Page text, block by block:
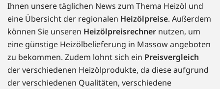
Ihnen unsere täglichen News zum Thema Heizöl und
eine Übersicht der regionalen Heizölpreise. Außerdem
können Sie unseren Heizölpreisrechner nutzen, um
eine günstige Heizölbelieferung in Massow angeboten
zu bekommen. Zudem lohnt sich ein Preisvergleich
der verschiedenen Heizölprodukte, da diese aufgrund
der verschiedenen Qualitäten, verschiedene